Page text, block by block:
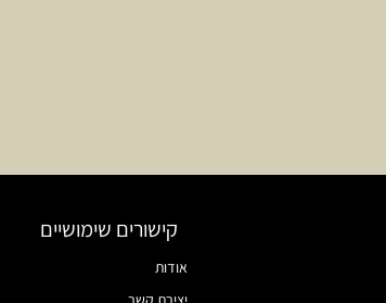
קישורים שימושיים
אודות